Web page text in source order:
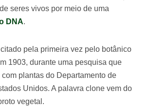
seres vivos por meio de uma
DNA.
pela primeira vez pelo botânico
1903, durante uma pesquisa que
plantas do Departamento de
Unidos. A palavra clone vem do
vegetal.